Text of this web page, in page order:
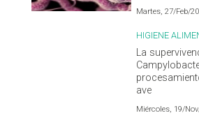
Martes, 27/Feb/
HIGIENE
La
ave
Miércoles, 19/